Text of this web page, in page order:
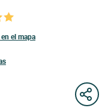
el mapa